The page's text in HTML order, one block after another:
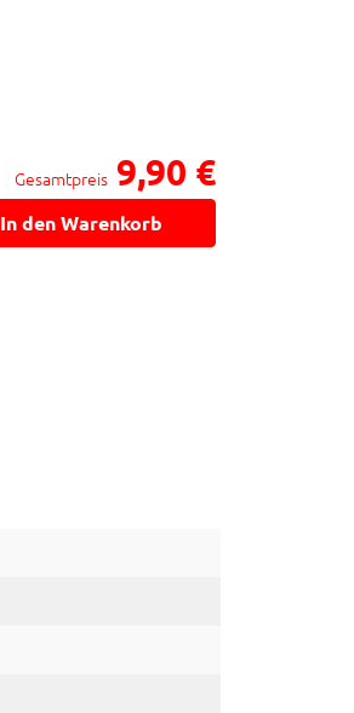
Gesamtpreis 9,90 €
In den Warenkorb